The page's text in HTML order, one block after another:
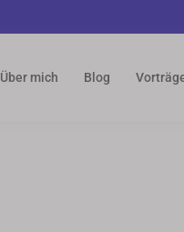
Über mich Blog